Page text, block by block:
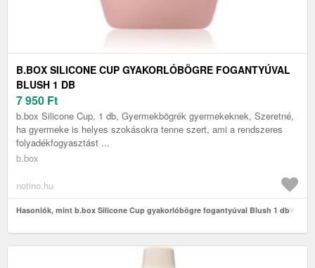
B.BOX SILICONE CUP GYAKORLÓBÖGRE FOGANTYÚVAL
BLUSH 1 DB
7 950 Ft
b.box Silicone Cup, 1 db, Gyermekbögrék gyermekeknek, Szeretné,
ha gyermeke is helyes szokásokra tenne szert, ami a rendszeres
folyadékfogyasztást ...
b.box
notino.hu
Hasonlók, mint b.box Silicone Cup gyakorlóbögre fogantyúval Blush 1 db